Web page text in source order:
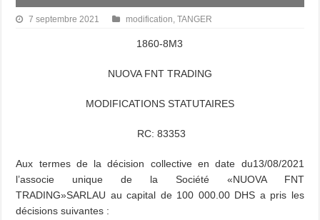
7 septembre 2021 modification,TANGER
1860-8M3
NUOVA FNT TRADING
MODIFICATIONS STATUTAIRES
RC: 83353
Aux termes de la décision collective en date du13/08/2021
l’associe unique de la Société «NUOVA FNT
TRADING»SARLAU au capital de 100 000.00 DHS a pris les
décisions suivantes :